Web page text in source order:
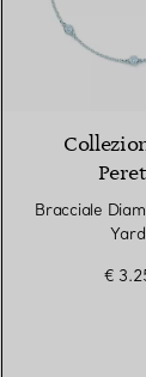
Bracciale
€